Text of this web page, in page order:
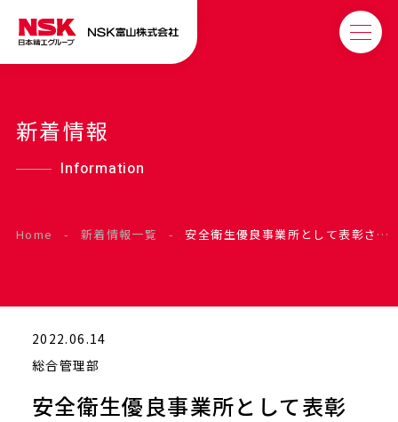
新着情報
Information
Home - 新着情報一覧 - 安全衛生優良事業所として表彰されました
2022.06.14
総合管理部
安全衛生優良事業所として表彰